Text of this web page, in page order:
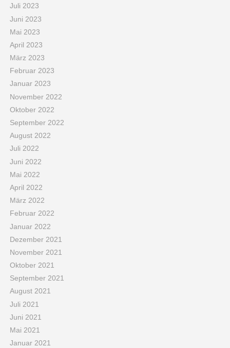
Juli 2023
Juni 2023
Mai 2023
April 2023
März 2023
Februar 2023
Januar 2023
November 2022
Oktober 2022
September 2022
August 2022
Juli 2022
Juni 2022
Mai 2022
April 2022
März 2022
Februar 2022
Januar 2022
Dezember 2021
November 2021
Oktober 2021
September 2021
August 2021
Juli 2021
Juni 2021
Mai 2021
Januar 2021